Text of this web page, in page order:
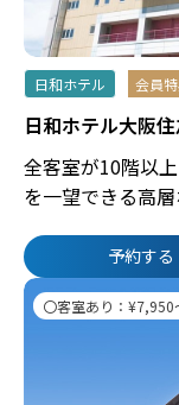
日和ホテル 会員
日和ホテル大阪
全客室が10階以
を一望できる高
予約する
〇客室あり：¥7,950